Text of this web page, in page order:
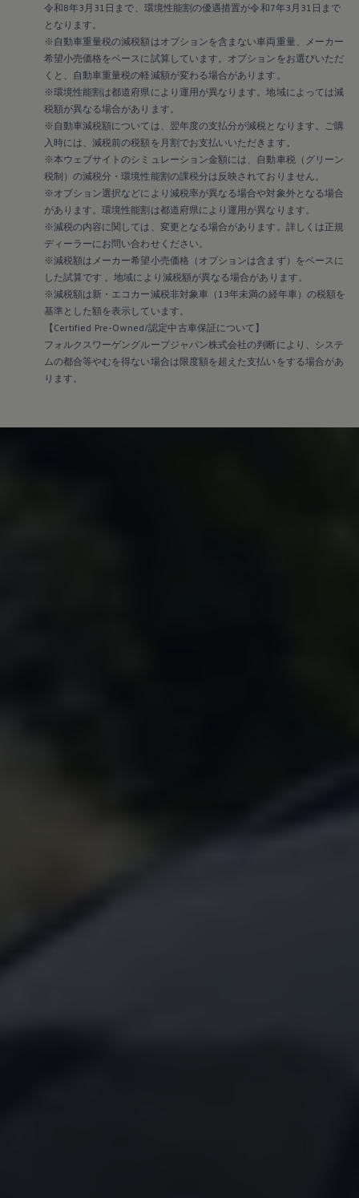
令和8年3月31日まで、環境性能割の優遇措置が令和7年3月31日まで
となります。
※自動車重量税の減税額はオプションを含まない車両重量、メーカー
希望小売価格をベースに試算しています。オプションをお選びいただ
くと、自動車重量税の軽減額が変わる場合があります。
※環境性能割は都道府県により運用が異なります。地域によっては減
税額が異なる場合があります。
※自動車減税額については、翌年度の支払分が減税となります。ご購
入時には、減税前の税額を月割でお支払いいただきます。
※本ウェブサイトのシミュレーション金額には、自動車税（グリーン
税制）の減税分・環境性能割の課税分は反映されておりません。
※オプション選択などにより減税率が異なる場合や対象外となる場合
があります。環境性能割は都道府県により運用が異なります。
※減税の内容に関しては、変更となる場合があります。詳しくは正規
ディーラーにお問い合わせください。
※減税額はメーカー希望小売価格（オプションは含まず）をベースに
した試算です 。地域により減税額が異なる場合があります。
※減税額は新・エコカー減税非対象車（13年未満の経年車）の税額を
基準とした額を表示しています。
【Certified Pre-Owned/認定中古車保証について】
フォルクスワーゲングループジャパン株式会社の判断により、システ
ムの都合等やむを得ない場合は限度額を超えた支払いをする場合があ
ります。